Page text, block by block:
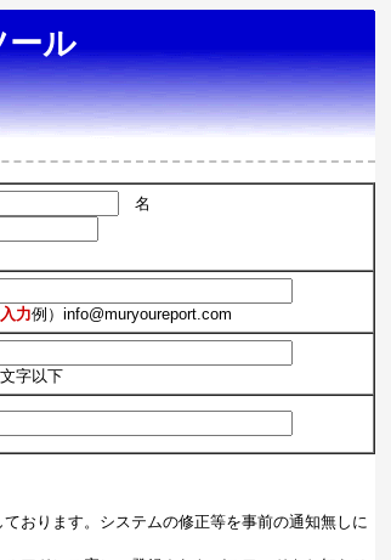
ール
名
力例） info@muryoureport.com
字以下
おります。システムの修正等を事前の通知無しに